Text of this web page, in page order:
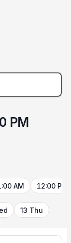
PM
AM 12:00 PM
13 Thu